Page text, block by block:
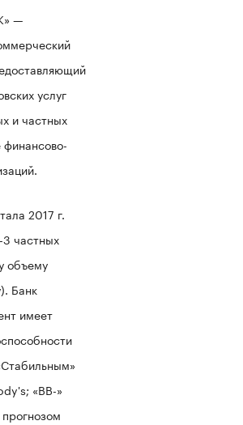
—
услуг
и частных
финансово-
2017 г.
3 частных
объему
Банк
имеет
«BB-»